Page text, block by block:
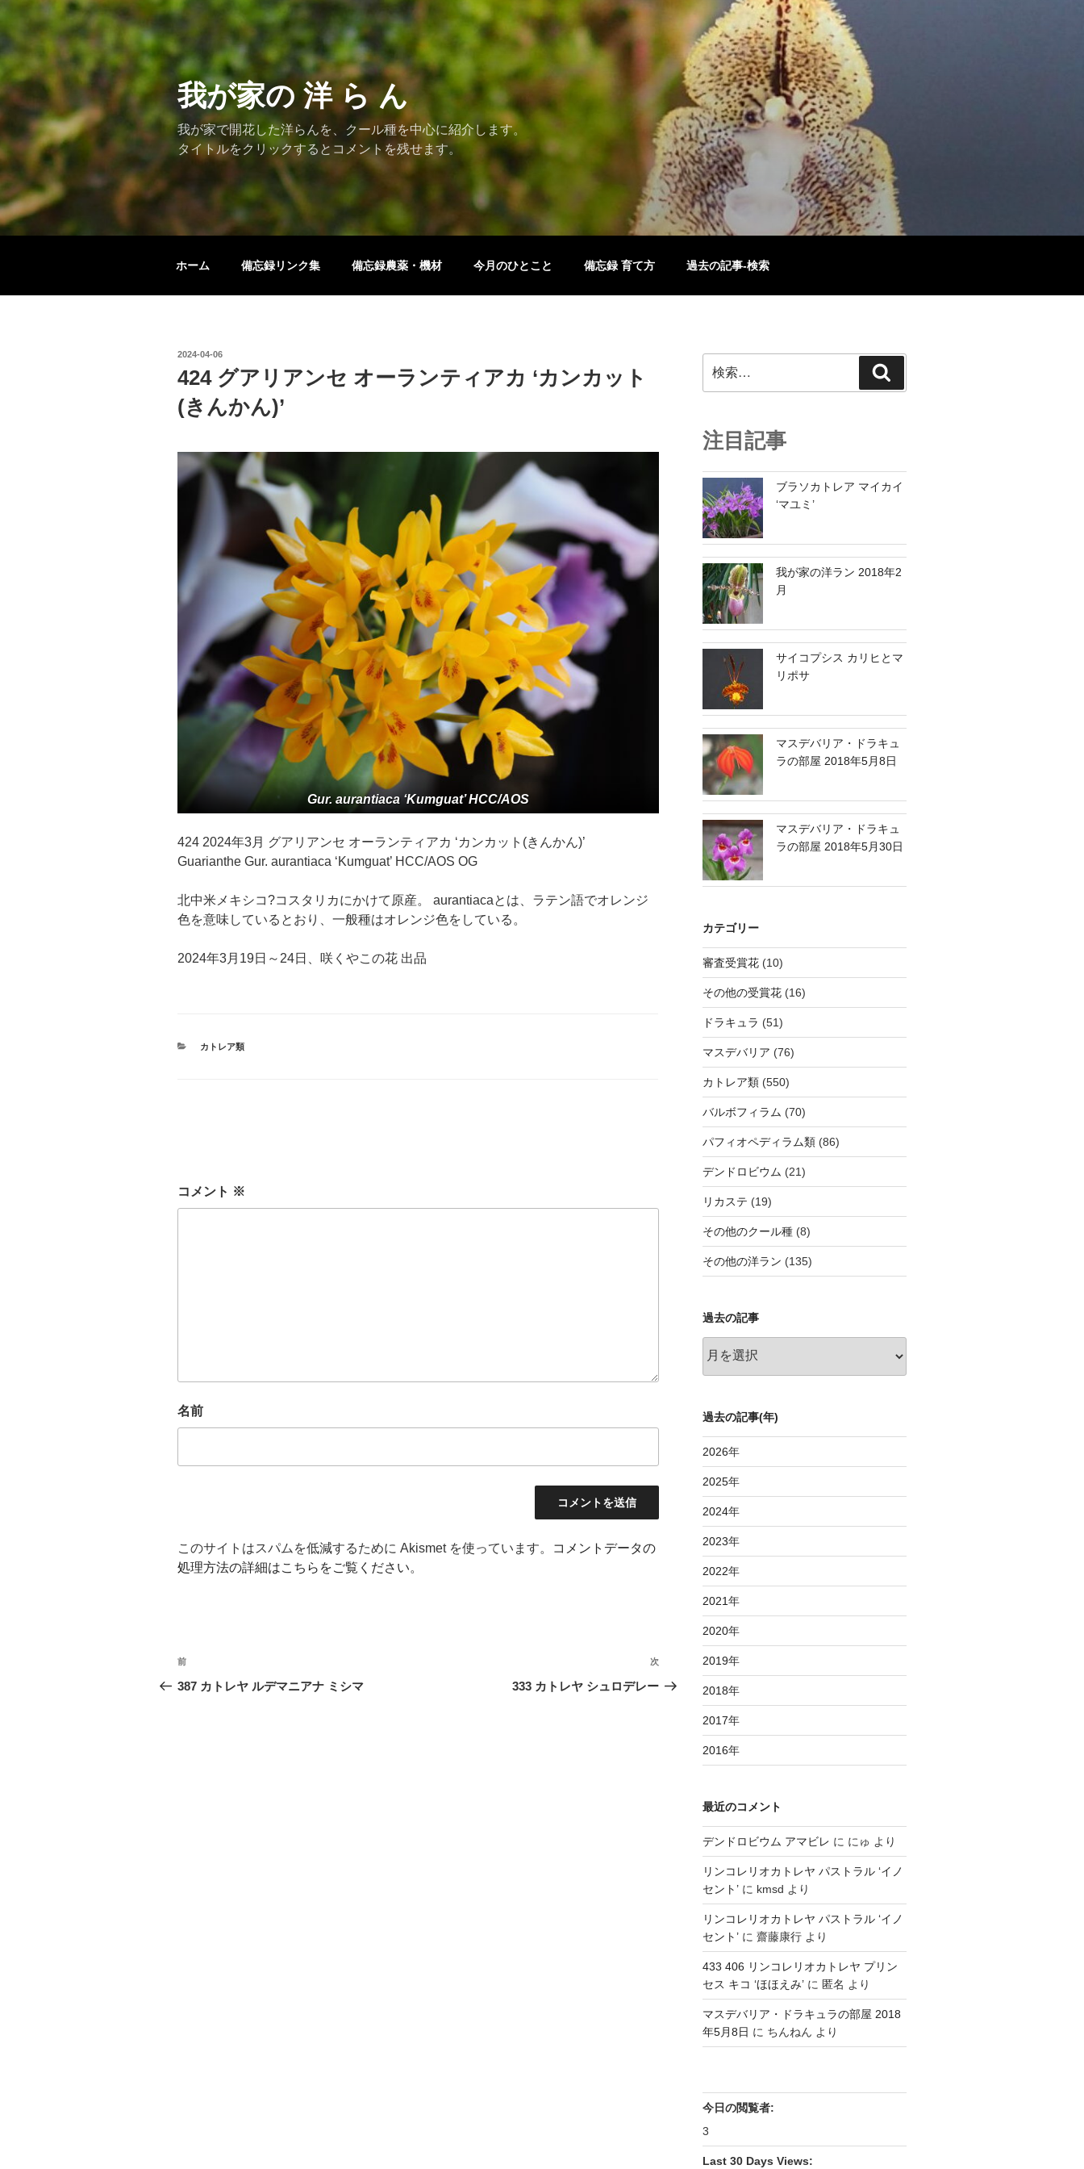
ン
ン
ツ
へ
キ
ッ
プ
我が家の 洋 ら ん
我が家で開花した洋らんを、クール種を中心に紹介します。
タイトルをクリックするとコメントを残せます。
ホーム 備忘録リンク集 備忘録農薬・機材 今月のひとこと 備忘録 育て方 過去の記事-検索
投
日:
2024-04-06
424 グアリアンセ オーランティアカ ‘カンカット
(きんかん)’
Gur. aurantiaca ‘Kumguat’ HCC/AOS
424 2024年3月 グアリアンセ オーランティアカ ‘カンカット(きんかん)’
Guarianthe Gur. aurantiaca ‘Kumguat’ HCC/AOS OG
北中米メキシコ?コスタリカにかけて原産。 aurantiacaとは、ラテン語でオレンジ
色を意味しているとおり、一般種はオレンジ色をしている。
2024年3月19日～24日、咲くやこの花 出品
カ
カトレア類
コメント ※
名前
このサイトはスパムを低減するために Akismet を使っています。
コメントデータの
処理方法の詳細はこちらをご覧ください。
投
稿
前
の
前
387 カトレヤ ルデマニアナ ミシマ
次
の
次
333 カトレヤ シュロデレー
索:
索
注目記事
ブラソカトレア マイカイ
‘マユミ’
我が家の洋ラン 2018年2
月
サイコプシス カリヒとマ
リポサ
マスデバリア・ドラキュ
ラの部屋 2018年5月8日
マスデバリア・ドラキュ
ラの部屋 2018年5月30日
カテゴリー
審査受賞花(10)
その他の受賞花(16)
ドラキュラ (51)
マスデバリア (76)
カトレア類(550)
バルボフィラム (70)
パフィオペディラム類(86)
デンドロビウム (21)
リカステ (19)
その他のクール種(8)
その他の洋ラン (135)
過去の記事
去
事
過去の記事(年)
2026年
2025年
2024年
2023年
2022年
2021年
2020年
2019年
2018年
2017年
2016年
最近のコメント
デンドロビウム アマビレ に にゅ より
リンコレリオカトレヤ パストラル ‘イノ
セント’に kmsd より
リンコレリオカトレヤ パストラル ‘イノ
セント’に 齋藤康行より
433 406 リンコレリオカトレヤ プリン
セス キコ ‘ほほえみ’に 匿名 より
マスデバリア・ドラキュラの部屋 2018
年5月8日 に ちんねん より
今日の閲覧者:
3
Last 30 Days Views: